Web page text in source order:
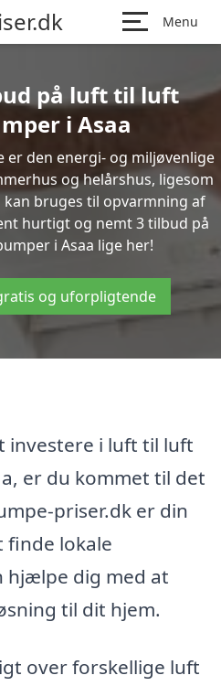
Menu
på luft til luft
i Asaa
den energi- og miljøvenlige
og helårshus, ligesom
bruges til opvarmning af
hurtigt og nemt 3 tilbud på
i Asaa lige her!
og uforpligtende
investere i luft til luft
er du kommet til det
priser.dk er din
finde lokale
hjælpe dig med at
til dit hjem.
over forskellige luft